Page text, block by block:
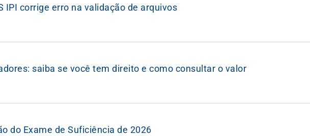
IPI corrige erro na validação de arquivos
saiba se você tem direito e como consultar o valor
do Exame de Suficiência de 2026